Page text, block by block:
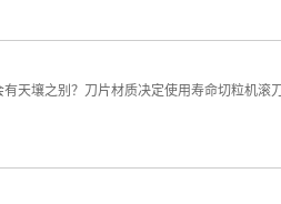
天壤之别？刀片材质决定使用寿命切粒机滚